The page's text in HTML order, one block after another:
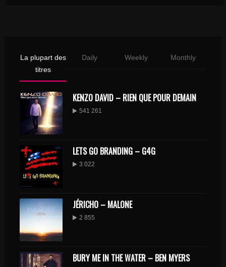
La plupart des
titres
Daily Weekly Monthly
KENZO DAVID – RIEN QUE POUR DEMAIN
541 261
LETS GO BRANDING – G4G
3 022
JÉRICHO – MALONE
2 855
BURY ME IN THE WATER – BEN MYERS